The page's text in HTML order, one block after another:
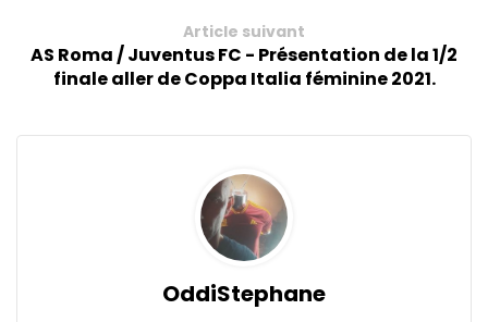
Article suivant
AS Roma / Juventus FC - Présentation de la 1/2
finale aller de Coppa Italia féminine 2021.
OddiStephane